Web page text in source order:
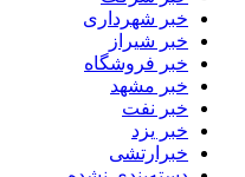
خبر شهرداری
خبر شیراز
خبر فروشگاه
خبر مشهد
خبر نفت
خبر یزد
خبرارتشی